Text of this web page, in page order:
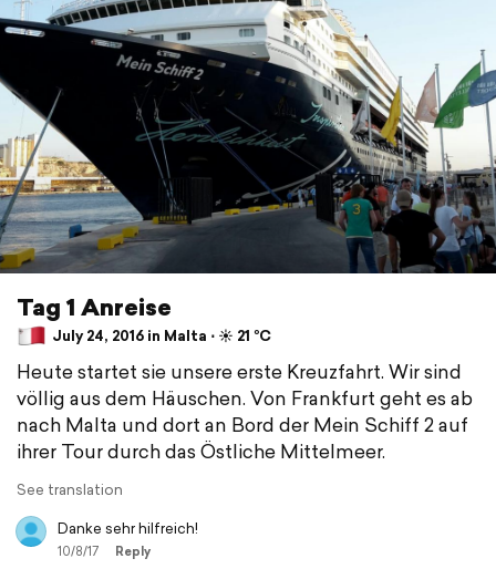
Tag 1 Anreise
July 24, 2016 in Malta ⋅ ☀️ 21 °C
Heute startet sie unsere erste Kreuzfahrt. Wir sind
völlig aus dem Häuschen. Von Frankfurt geht es ab
nach Malta und dort an Bord der Mein Schiff 2 auf
ihrer Tour durch das Östliche Mittelmeer.
See translation
Danke sehr hilfreich!
10/8/17 Reply